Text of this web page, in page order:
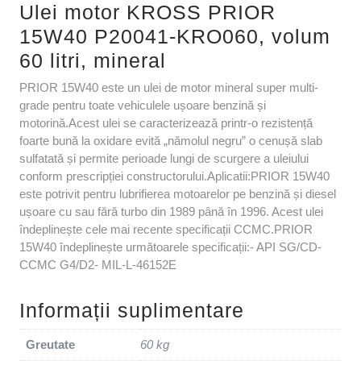
Ulei motor KROSS PRIOR
15W40 P20041-KRO060, volum
60 litri, mineral
PRIOR 15W40 este un ulei de motor mineral super multi-
grade pentru toate vehiculele ușoare benzină și
motorină.Acest ulei se caracterizează printr-o rezistență
foarte bună la oxidare evită „nămolul negru” o cenușă slab
sulfatată și permite perioade lungi de scurgere a uleiului
conform prescripției constructorului.Aplicatii:PRIOR 15W40
este potrivit pentru lubrifierea motoarelor pe benzină și diesel
ușoare cu sau fără turbo din 1989 până în 1996. Acest ulei
îndeplinește cele mai recente specificații CCMC.PRIOR
15W40 îndeplinește următoarele specificații:- API SG/CD-
CCMC G4/D2- MIL-L-46152E
Informații suplimentare
Greutate 60 kg